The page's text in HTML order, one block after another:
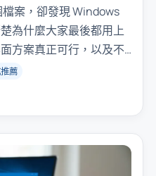
案，卻發現 Windows
為什麼大家最後都用上
方案真正可行，以及不
方法。
薦